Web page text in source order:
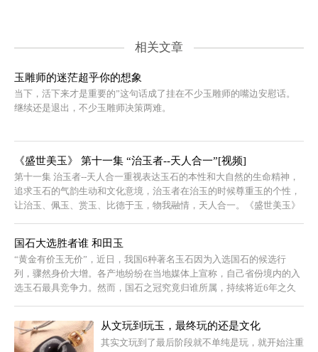
相关文章
玉雕师的迷茫超乎你的想象
当下，活下来才是重要的”这句话成了挂在不少玉雕师的嘴边安慰话。
继续还是退出，不少玉雕师决策两难。
《盛世美玉》 第十一集 “治玉者--天人合一”[视频]
第十一集 治玉者--天人合一重视表达玉石的本性和大自然的生命精神，
追求玉石的气韵生动和文化意境，治玉者在治玉的时候尊重玉的个性，
让治玉、佩玉、赏玉、比德于玉，物我融情，天人合一。《盛世美玉》
国石大选胜者谁 和田玉
“黄金有价玉无价”，近日，我国6种著名玉石因为入选国石的候选行
列，骤然身价大增。各产地纷纷在当地媒体上宣称，自己省份境内的入
选玉石最具竞争力。然而，国石之冠究竟归谁所属，持续将近6年之久
从文玩到玩玉，最终玩的还是文化
其实文玩到了最后阶段就不单纯是玩，就开始注重